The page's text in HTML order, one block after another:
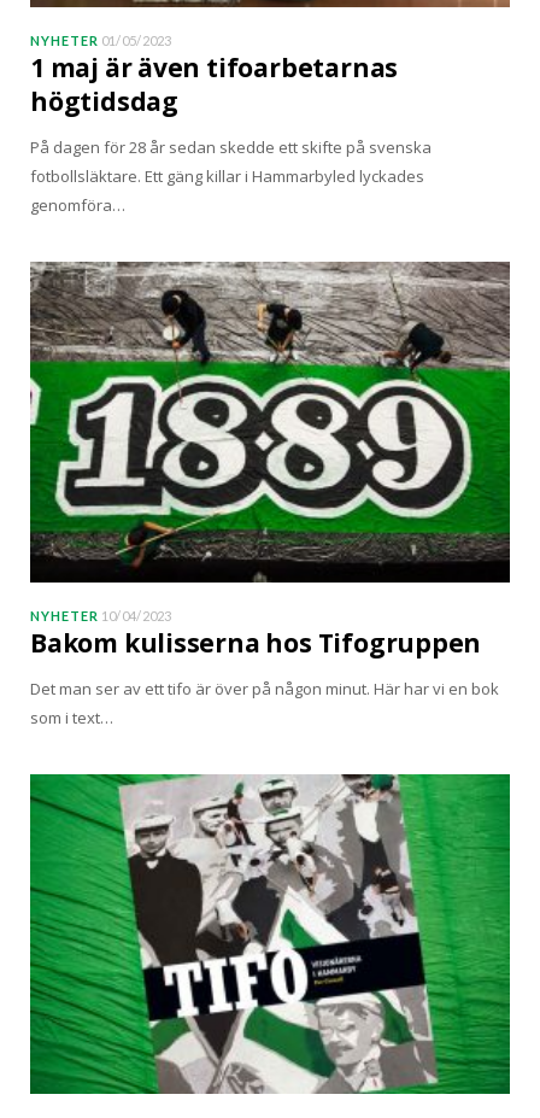
NYHETER 01/05/2023
1 maj är även tifoarbetarnas
högtidsdag
På dagen för 28 år sedan skedde ett skifte på svenska
fotbollsläktare. Ett gäng killar i Hammarbyled lyckades
genomföra…
NYHETER 10/04/2023
Bakom kulisserna hos Tifogruppen
Det man ser av ett tifo är över på någon minut. Här har vi en bok
som i text…